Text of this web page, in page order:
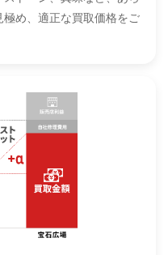
め、適正な買取価格をご